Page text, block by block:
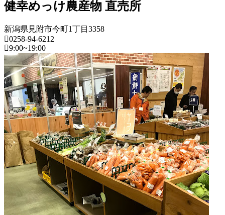
健幸めっけ農産物 直売所
新潟県見附市今町1丁目3358
0258-94-6212
9:00~19:00
新
潟
県
フ
ァ
ー
マ
ー
ズ
マ
ー
ッ
ト